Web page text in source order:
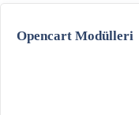
Opencart Modülleri